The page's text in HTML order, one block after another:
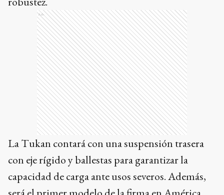
Ads
La Tukan contará con una suspensión trasera
con eje rígido y ballestas para garantizar la
capacidad de carga ante usos severos. Además,